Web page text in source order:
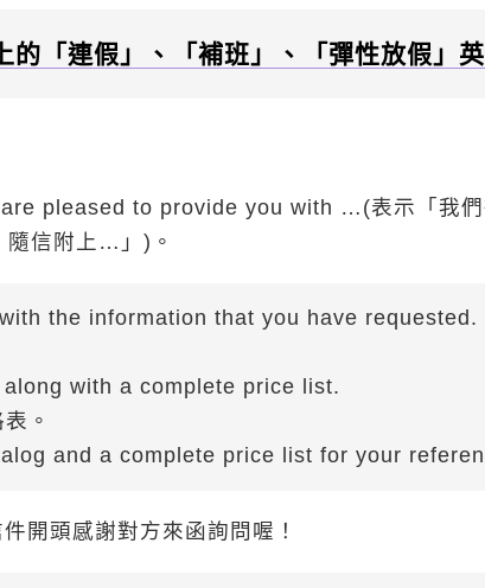
的「連假」、「補班」、「彈性放假」
are pleased to provide you with …(表示「我
信附上…」)。
the information that you have requested.
with a complete price list.
。
and a complete price list for your
開頭感謝對方來函詢問喔！